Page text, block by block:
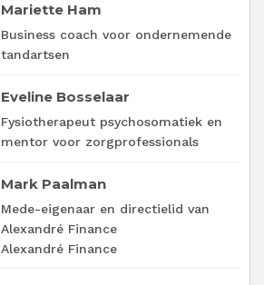
Mariette Ham
Business coach voor ondernemende
tandartsen
Eveline Bosselaar
Fysiotherapeut psychosomatiek en
mentor voor zorgprofessionals
Mark Paalman
Mede-eigenaar en directielid van
Alexandré Finance
Alexandré Finance